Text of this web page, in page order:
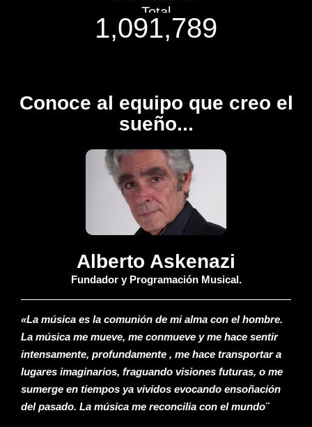
Total
1,091,789
Conoce al equipo que creo el
sueño...
Alberto Askenazi
Fundador y Programación Musical.
«La música es la comunión de mi alma con el hombre.
La música me mueve, me conmueve y me hace sentir
intensamente, profundamente , me hace transportar a
lugares imaginarios, fraguando visiones futuras, o me
sumerge en tiempos ya vividos evocando ensoñación
del pasado. La música me reconcilia con el mundo¨